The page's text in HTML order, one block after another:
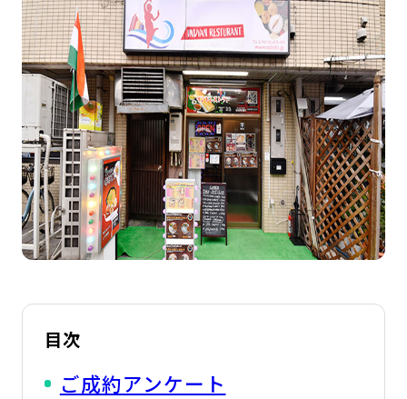
目次
ご成約アンケート